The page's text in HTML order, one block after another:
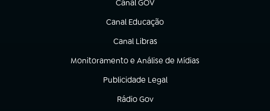
Canal GOV
(abre em nova aba)
Canal Educação
(abre em nova aba)
Canal Libras
(abre em nova aba)
Monitoramento e Análise de Mídias
(abre em nova aba)
Publicidade Legal
(abre em nova aba)
Rádio Gov
(abre em nova aba)